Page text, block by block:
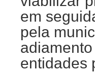
em
pela
entidades